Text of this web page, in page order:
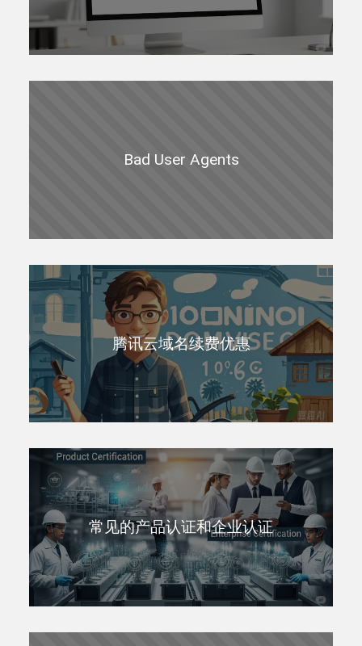
Bad User Agents
腾讯云域名续费优惠
常见的产品认证和企业认证